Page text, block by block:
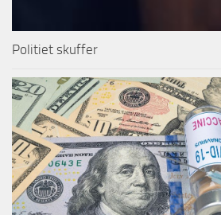
Politiet skuffer